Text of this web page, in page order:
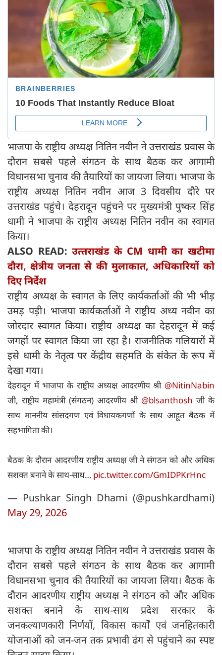
भाजपा के राष्ट्रीय अध्यक्ष नितिन नवीन ने उत्तराखंड प्रवास के
दौरान सबसे पहले संगठन के साथ बैठक कर आगामी
विधानसभा चुनाव की तैयारियों का जायजा लिया। भाजपा के
राष्ट्रीय अध्यक्ष नितिन नवीन आज 3 दिवसीय दौरे पर
उत्तराखंड पहुंचे। देहरादून पहुंचने पर मुख्‍यमंत्री पुष्‍कर सिंह
धामी ने भाजपा के राष्ट्रीय अध्यक्ष नितिन नवीन का स्वागत
किया।
ALSO READ:उत्‍तराखंड के CM धामी का खटीमा
दौरा, क्षेत्रीय जनता से की मुलाकात, अधिकारियों को
दिए निर्देश
राष्ट्रीय अध्यक्ष के स्‍वागत के लिए कार्यकर्ताओं की भी भीड़
उमड़ पड़ी। भाजपा कार्यकर्ताओं ने राष्ट्रीय अध्य नवीन का
जोरदार स्वागत किया। राष्ट्रीय अध्यक्ष का देहरादून में कई
जगहों पर स्वागत किया जा रहा है। राजनीतिक गलियारों में
इसे धामी के नेतृत्व पर केंद्रीय सहमति के संकेत के रूप में
देखा गया।
देहरादून में भाजपा के राष्ट्रीय अध्यक्ष आदरणीय श्री @NitinNabin
जी, राष्ट्रीय महामंत्री (संगठन) आदरणीय श्री @blsanthosh जी के
साथ माननीय सांसदगण एवं विधायकगणों के साथ आहूत बैठक में
सहभागिता की।
बैठक के दौरान आदरणीय राष्ट्रीय अध्यक्ष जी ने संगठन को और अधिक
सशक्त बनाने के साथ-साथ… pic.twitter.com/GmIDPKrHnc
— Pushkar Singh Dhami (@pushkardhami)
May 29, 2026
भाजपा के राष्ट्रीय अध्यक्ष नितिन नवीन ने उत्तराखंड प्रवास के
दौरान सबसे पहले संगठन के साथ बैठक कर आगामी
विधानसभा चुनाव की तैयारियों का जायजा लिया। बैठक के
दौरान आदरणीय राष्ट्रीय अध्यक्ष ने संगठन को और अधिक
सशक्त बनाने के साथ-साथ प्रदेश सरकार के
जनकल्याणकारी निर्णयों, विकास कार्यों एवं जनहितकारी
योजनाओं को जन-जन तक प्रभावी ढंग से पहुंचाने का स्पष्ट